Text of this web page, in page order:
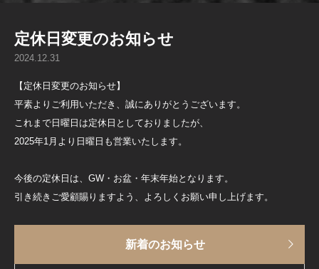
定休日変更のお知らせ
2024.12.31
【定休日変更のお知らせ】
平素よりご利用いただき、誠にありがとうございます。
これまで日曜日は定休日としておりましたが、
2025年1月より日曜日も営業いたします。
今後の定休日は、GW・お盆・年末年始となります。
引き続きご愛顧賜りますよう、よろしくお願い申し上げます。
新着のお知らせ